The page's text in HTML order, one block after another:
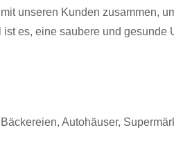
unseren Kunden zusammen,
es, eine saubere und
Autohäuser,